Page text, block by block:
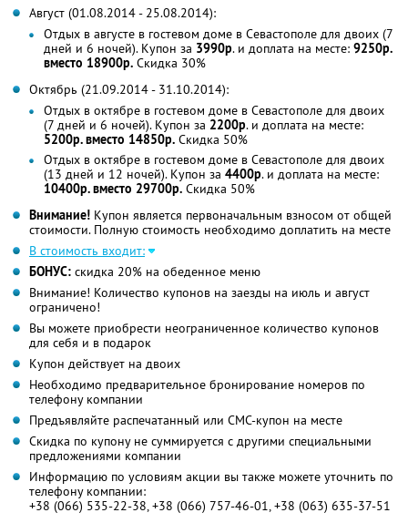
Август (01.08.2014 - 25.08.2014):
Отдых в августе в гостевом доме в Севастополе для двоих (7
дней и 6 ночей). Купон за 3990р. и доплата на месте: 9250р.
вместо 18900р. Скидка 30%
Октябрь (21.09.2014 - 31.10.2014):
Отдых в октябре в гостевом доме в Севастополе для двоих
(7 дней и 6 ночей). Купон за 2200р. и доплата на месте:
5200р. вместо 14850р. Скидка 50%
Отдых в октябре в гостевом доме в Севастополе для двоих
(13 дней и 12 ночей). Купон за 4400р. и доплата на месте:
10400р. вместо 29700р. Скидка 50%
Внимание! Купон является первоначальным взносом от общей
стоимости. Полную стоимость необходимо доплатить на месте
В стоимость входит:
БОНУС: скидка 20% на обеденное меню
Внимание! Количество купонов на заезды на июль и август
ограничено!
Вы можете приобрести неограниченное количество купонов
для себя и в подарок
Купон действует на двоих
Необходимо предварительное бронирование номеров по
телефону компании
Предъявляйте распечатанный или СМС-купон на месте
Скидка по купону не суммируется с другими специальными
предложениями компании
Информацию по условиям акции вы также можете уточнить по
телефону компании:
+38 (066) 535-22-38, +38 (066) 757-46-01, +38 (063) 635-37-51